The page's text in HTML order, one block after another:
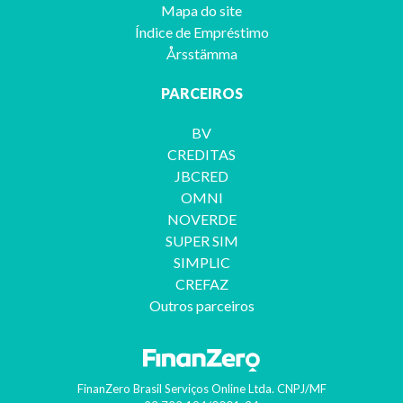
Mapa do site
Índice de Empréstimo
Årsstämma
PARCEIROS
BV
CREDITAS
JBCRED
OMNI
NOVERDE
SUPER SIM
SIMPLIC
CREFAZ
Outros parceiros
FinanZero Brasil Serviços Online Ltda. CNPJ/MF